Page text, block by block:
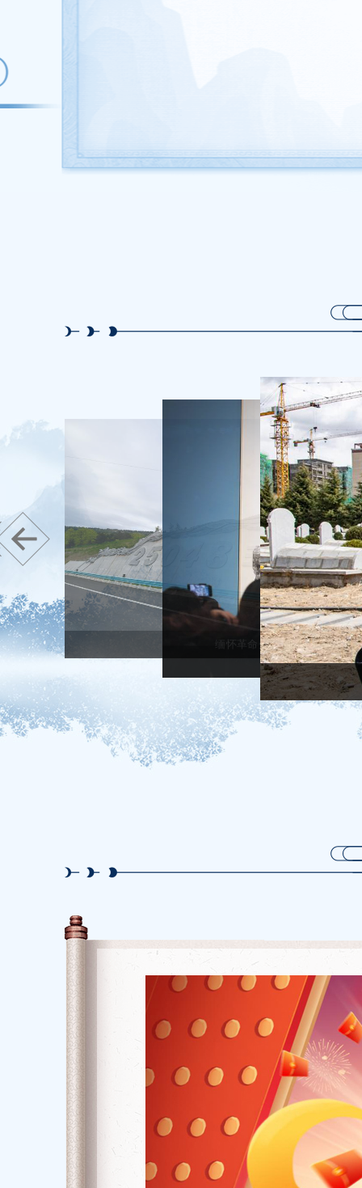
清明时节雨声哗。潮拥渡头沙。翻被梨花冷看，人生苦恋天涯。燕帘莺户，云窗雾阁，酒醒啼鸦。折得一枝杨柳，归来插向谁家。 时霎清明，载花不过西园路。嫩阴绿树。正是春留处。燕子重来，往事东流去。征衫贮。旧寒一缕。泪湿风帘絮。
缅怀革命先烈的"红色之路"